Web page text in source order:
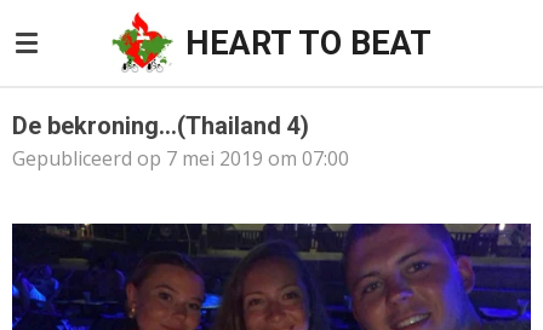
direct
de
hoofdinhoud
HEART TO BEAT
De bekroning...(Thailand 4)
Gepubliceerd op 7 mei 2019 om 07:00